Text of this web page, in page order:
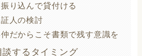
り込んで貸付ける
人の検討
だからこそ書類で残す意識を
するタイミング